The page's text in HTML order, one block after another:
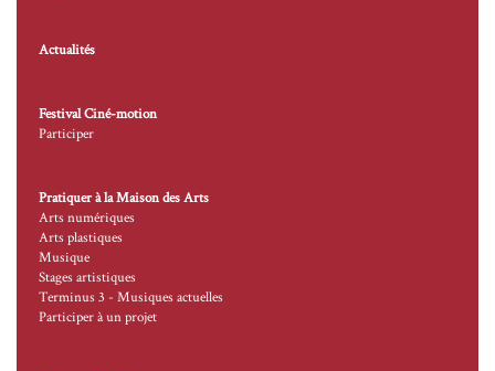
Actualités
Festival Ciné-motion
Participer
Pratiquer à la Maison des Arts
Arts numériques
Arts plastiques
Musique
Stages artistiques
Terminus 3 - Musiques actuelles
Participer à un projet